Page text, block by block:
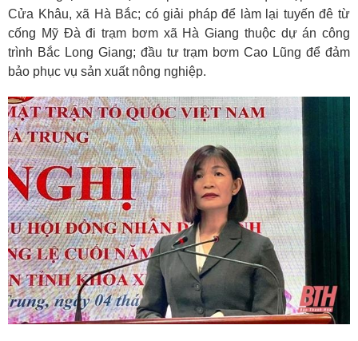
Cửa Khâu, xã Hà Bắc; có giải pháp để làm lại tuyến đê từ
cống Mỹ Đà đi trạm bơm xã Hà Giang thuộc dự án công
trình Bắc Long Giang; đầu tư trạm bơm Cao Lũng để đảm
bảo phục vụ sản xuất nông nghiệp.